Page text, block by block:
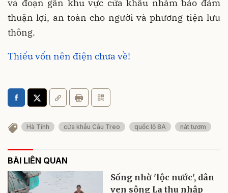
và đoạn gần khu vực cửa khẩu nhằm bảo đảm
thuận lợi, an toàn cho người và phương tiện lưu
thông.
Thiếu vốn nên điện chưa về!
Hà Tĩnh cửa khẩu Cầu Treo quốc lộ 8A nát tươm
BÀI LIÊN QUAN
Sống nhờ 'lộc nước', dân
ven sông La thu nhập